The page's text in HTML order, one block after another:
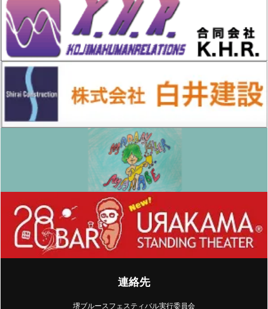
連絡先
堺ブルースフェスティバル実行委員会